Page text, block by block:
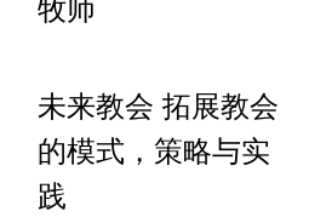
未来教会 拓展教会
的模式，策略与实
践